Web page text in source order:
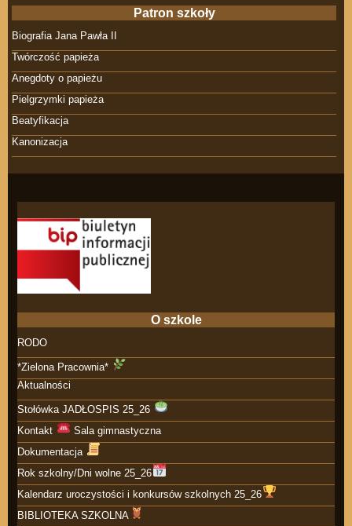
Patron szkoły
Biografia Jana Pawła II
Twórczość papieża
Anegdoty o papieżu
Pielgrzymki papieża
Beatyfikacja
Kanonizacja
O szkole
RODO
*Zielona Pracownia*
Aktualności
Stołówka JADŁOSPIS 25_26
Kontakt
Sala gimnastyczna
Dokumentacja
Rok szkolny/Dni wolne 25_26
Kalendarz uroczystości i konkursów szkolnych 25_26
BIBLIOTEKA SZKOLNA